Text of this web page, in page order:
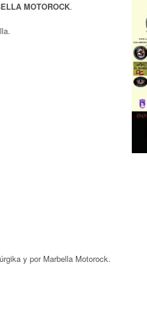
MOTOROCK.
y por Marbella Motorock.